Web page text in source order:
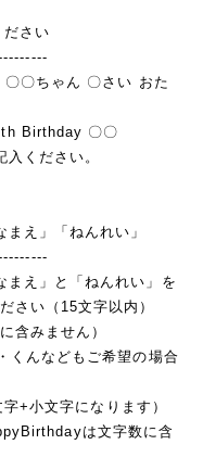
さい
〇ちゃん 〇さい おた
Birthday 〇〇
ください。
え」「ねんれい」
え」と「ねんれい」を
さい（15文字以内）
含みません）
んなどもご希望の場合
+小文字になります）
は文字数に含